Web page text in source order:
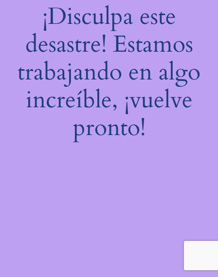
¡Disculpa este
desastre! Estamos
trabajando en algo
increíble, ¡vuelve
pronto!